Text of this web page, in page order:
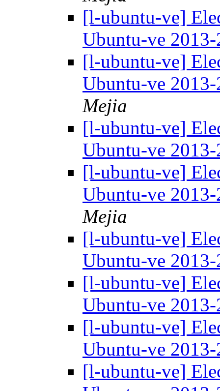
[l-ubuntu-ve]
Ubuntu-ve
[l-ubuntu-ve]
Ubuntu-ve
Mejia
[l-ubuntu-ve]
Ubuntu-ve
[l-ubuntu-ve]
Ubuntu-ve
Mejia
[l-ubuntu-ve]
Ubuntu-ve
[l-ubuntu-ve]
Ubuntu-ve
[l-ubuntu-ve]
Ubuntu-ve
[l-ubuntu-ve]